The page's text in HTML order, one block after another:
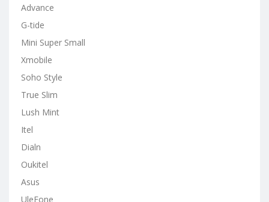
Advance
G-tide
Mini Super Small
Xmobile
Soho Style
True Slim
Lush Mint
Itel
Dialn
Oukitel
Asus
UleFone